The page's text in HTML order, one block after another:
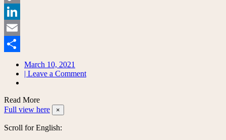
Copy
Link
LinkedIn
Email
March 10, 2021
| Leave a Commenton
Read More
Full view here
×
Scroll for English: